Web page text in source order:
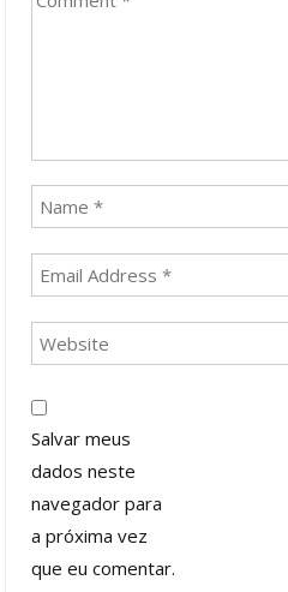
Salvar meus
dados neste
navegador para
a próxima vez
que eu comentar.